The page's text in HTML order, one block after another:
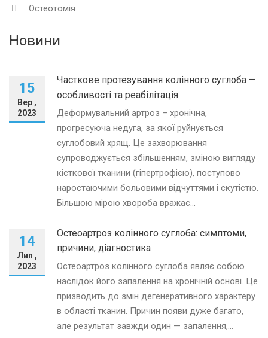
Остеотомія
Новини
15
Вер ,
2023
Часткове протезування колінного суглоба —
особливості та реабілітація
Деформувальний артроз – хронічна,
прогресуюча недуга, за якої руйнується
суглобовий хрящ. Це захворювання
супроводжується збільшенням, зміною вигляду
кісткової тканини (гіпертрофією), поступово
наростаючими больовими відчуттями і скутістю.
Більшою мірою хвороба вражає...
14
Лип ,
2023
Остеоартроз колінного суглоба: симптоми,
причини, діагностика
Остеоартроз колінного суглоба являє собою
наслідок його запалення на хронічній основі. Це
призводить до змін дегенеративного характеру
в області тканин. Причин появи дуже багато,
але результат завжди один — запалення,...